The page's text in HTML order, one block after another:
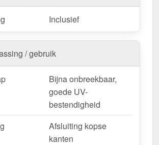
Inclusief
/ gebruik
Bijna onbreekbaar,
goede UV-
bestendigheid
Afsluiting kopse
kanten